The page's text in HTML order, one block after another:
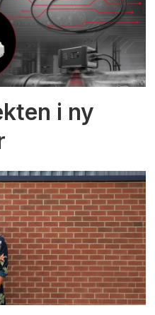
i ny